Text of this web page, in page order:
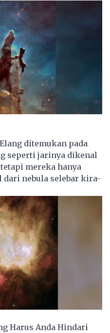
ditemukan pada
seperti jarinya dikenal
mereka hanya
nebula selebar kira-
Harus Anda Hindari